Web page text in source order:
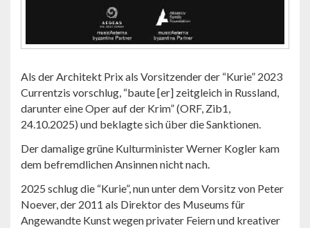
Als der Architekt Prix als Vorsitzender der “Kurie” 2023
Currentzis vorschlug, “baute [er] zeitgleich in Russland,
darunter eine Oper auf der Krim” (ORF, Zib1,
24.10.2025) und beklagte sich über die Sanktionen.
Der damalige grüne Kulturminister Werner Kogler kam
dem befremdlichen Ansinnen nicht nach.
2025 schlug die “Kurie”, nun unter dem Vorsitz von Peter
Noever, der 2011 als Direktor des Museums für
Angewandte Kunst wegen privater Feiern und kreativer